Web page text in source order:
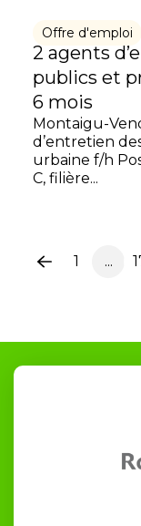
Offre d'emploi
2 agents
publics et
6 mois
Montaigu-
d’entretien
urbaine f/h
C, filière...
Page1 ...